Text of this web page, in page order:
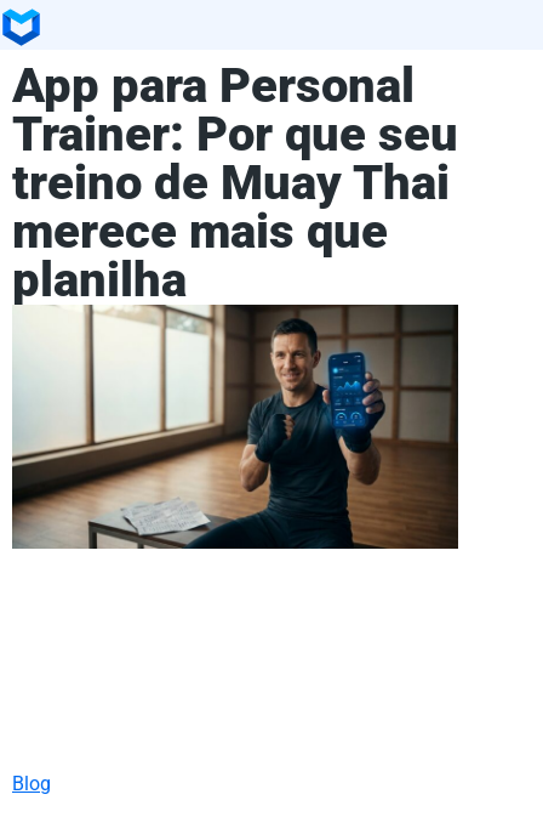
App para Personal
Trainer: Por que seu
treino de Muay Thai
merece mais que
planilha
Blog